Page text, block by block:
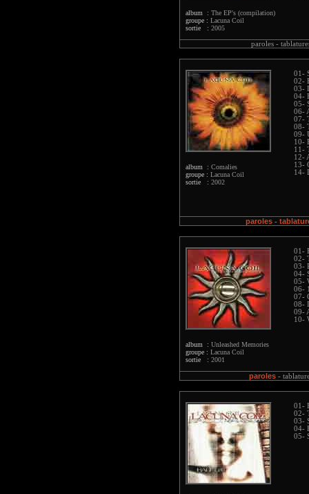
album : The EP's (compilation)
groupe : Lacuna Coil
sortie : 2005
paroles -
album : Comalies
groupe : Lacuna Coil
sortie : 2002
01-
02-
03-
04-
05-
06-
07-
08-
09-
10-
11-
12-
13-
14-
paroles -
album : Unleashed Memories
groupe : Lacuna Coil
sortie : 2001
01-
02-
03-
04-
05-
06-
07-
08-
09-
10-
paroles-
01-
02-
03-
04-
05-